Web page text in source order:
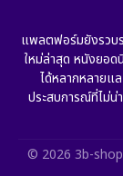
แพลตฟอร์มยังรวบร
ใหม่ล่าสุด หนังยอด
ได้หลากหลายแ
ประสบการณ์ที่ไม่น่
© 2026 3b-